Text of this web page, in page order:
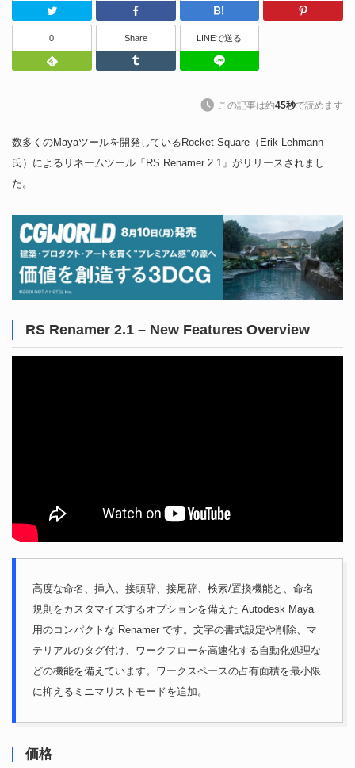
Twitter Facebook はてなブッ
0
Feedly
Share
Tumblr
LINEで送る
この記事は約45秒で読めます
数多くのMayaツールを開発しているRocket Square（Erik Lehmann
氏）によるリネームツール「RS Renamer 2.1」がリリースされまし
た。
RS Renamer 2.1 – New Features Overview
高度な命名、挿入、接頭辞、接尾辞、検索/置換機能と、命名
規則をカスタマイズするオプションを備えた Autodesk Maya
用のコンパクトな Renamer です。文字の書式設定や削除、マ
テリアルのタグ付け、ワークフローを高速化する自動化処理な
どの機能を備えています。ワークスペースの占有面積を最小限
に抑えるミニマリストモードを追加。
価格